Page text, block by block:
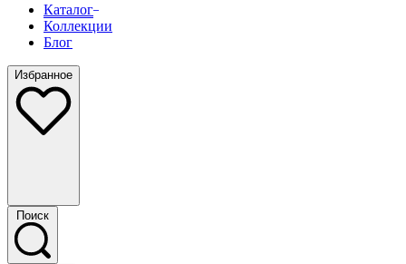
Каталог
Коллекции
Блог
Избранное
Поиск